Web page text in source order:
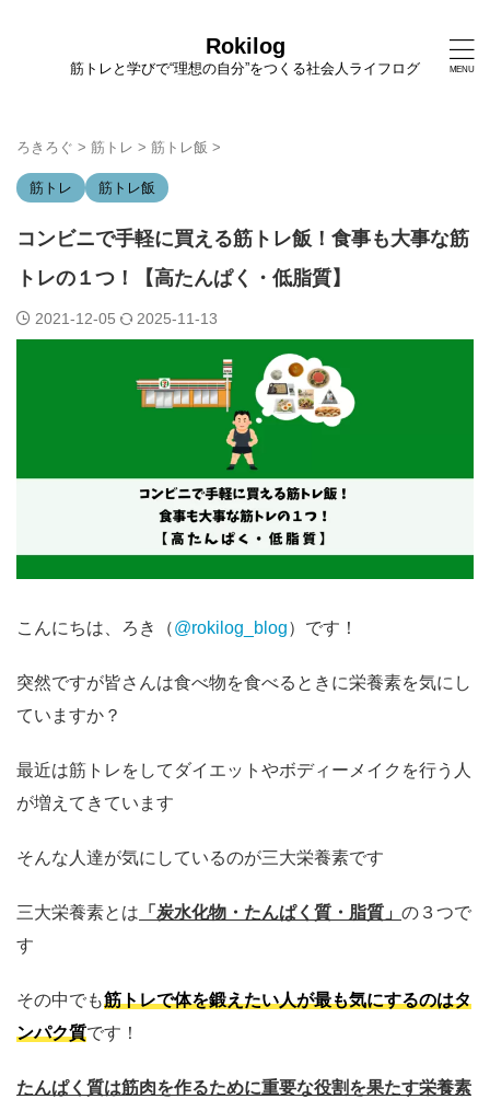
Rokilog
筋トレと学びで“理想の自分”をつくる社会人ライフログ
ろきろぐ > 筋トレ > 筋トレ飯 >
筋トレ 筋トレ飯
コンビニで手軽に買える筋トレ飯！食事も大事な筋
トレの１つ！【高たんぱく・低脂質】
2021-12-05 2025-11-13
こんにちは、ろき（@rokilog_blog）です！
突然ですが皆さんは食べ物を食べるときに栄養素を気にし
ていますか？
最近は筋トレをしてダイエットやボディーメイクを行う人
が増えてきています
そんな人達が気にしているのが三大栄養素です
三大栄養素とは 「炭水化物・たんぱく質・脂質」 の３つで
す
その中でも筋トレで体を鍛えたい人が最も気にするのはタ
ンパク質です！
たんぱく質は筋肉を作るために重要な役割を果たす栄養素